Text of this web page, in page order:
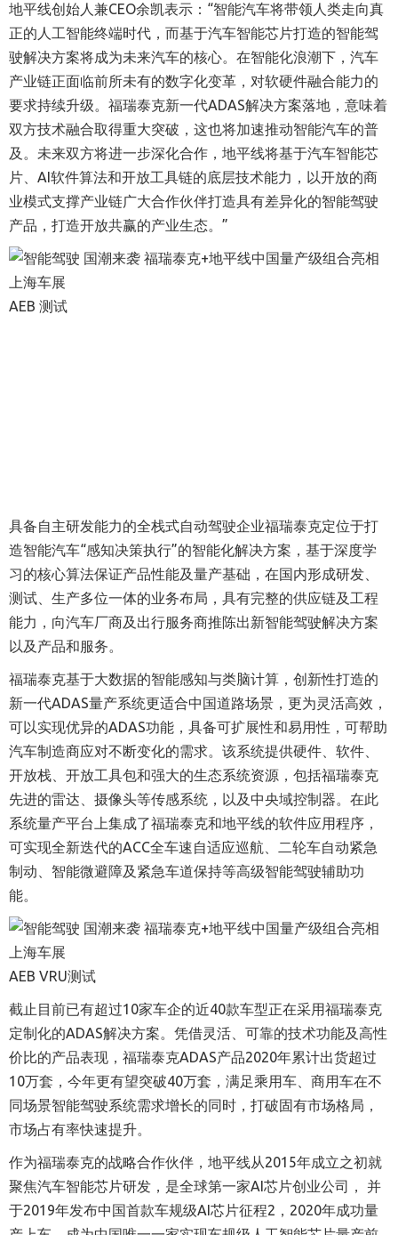
地平线创始人兼CEO余凯表示：“智能汽车将带领人类走向真
正的人工智能终端时代，而基于汽车智能芯片打造的智能驾
驶解决方案将成为未来汽车的核心。在智能化浪潮下，汽车
产业链正面临前所未有的数字化变革，对软硬件融合能力的
要求持续升级。福瑞泰克新一代ADAS解决方案落地，意味着
双方技术融合取得重大突破，这也将加速推动智能汽车的普
及。未来双方将进一步深化合作，地平线将基于汽车智能芯
片、AI软件算法和开放工具链的底层技术能力，以开放的商
业模式支撑产业链广大合作伙伴打造具有差异化的智能驾驶
产品，打造开放共赢的产业生态。”
AEB 测试
具备自主研发能力的全栈式自动驾驶企业福瑞泰克定位于打
造智能汽车“感知决策执行”的智能化解决方案，基于深度学
习的核心算法保证产品性能及量产基础，在国内形成研发、
测试、生产多位一体的业务布局，具有完整的供应链及工程
能力，向汽车厂商及出行服务商推陈出新智能驾驶解决方案
以及产品和服务。
福瑞泰克基于大数据的智能感知与类脑计算，创新性打造的
新一代ADAS量产系统更适合中国道路场景，更为灵活高效，
可以实现优异的ADAS功能，具备可扩展性和易用性，可帮助
汽车制造商应对不断变化的需求。该系统提供硬件、软件、
开放栈、开放工具包和强大的生态系统资源，包括福瑞泰克
先进的雷达、摄像头等传感系统，以及中央域控制器。在此
系统量产平台上集成了福瑞泰克和地平线的软件应用程序，
可实现全新迭代的ACC全车速自适应巡航、二轮车自动紧急
制动、智能微避障及紧急车道保持等高级智能驾驶辅助功
能。
AEB VRU测试
截止目前已有超过10家车企的近40款车型正在采用福瑞泰克
定制化的ADAS解决方案。凭借灵活、可靠的技术功能及高性
价比的产品表现，福瑞泰克ADAS产品2020年累计出货超过
10万套，今年更有望突破40万套，满足乘用车、商用车在不
同场景智能驾驶系统需求增长的同时，打破固有市场格局，
市场占有率快速提升。
作为福瑞泰克的战略合作伙伴，地平线从2015年成立之初就
聚焦汽车智能芯片研发，是全球第一家AI芯片创业公司， 并
于2019年发布中国首款车规级AI芯片征程2，2020年成功量